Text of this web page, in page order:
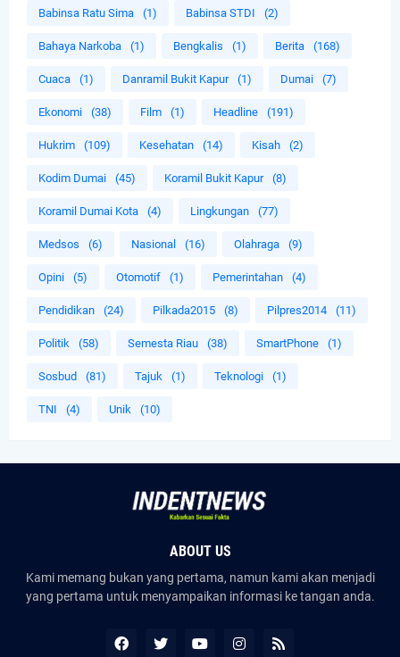
Babinsa Ratu Sima (1) Babinsa STDI (2)
Bahaya Narkoba (1) Bengkalis (1) Berita (168)
Cuaca (1) Danramil Bukit Kapur (1) Dumai (7)
Ekonomi (38) Film (1) Headline (191)
Hukrim (109) Kesehatan (14) Kisah (2)
Kodim Dumai (45) Koramil Bukit Kapur (8)
Koramil Dumai Kota (4) Lingkungan (77)
Medsos (6) Nasional (16) Olahraga (9)
Opini (5) Otomotif (1) Pemerintahan (4)
Pendidikan (24) Pilkada2015 (8) Pilpres2014 (11)
Politik (58) Semesta Riau (38) SmartPhone (1)
Sosbud (81) Tajuk (1) Teknologi (1)
TNI (4) Unik (10)
ABOUT US
Kami memang bukan yang pertama, namun kami akan menjadi
yang pertama untuk menyampaikan informasi ke tangan anda.